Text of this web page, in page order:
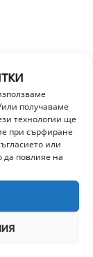
получаваме
технологии ще
при сърфиране
или
да повлияе на